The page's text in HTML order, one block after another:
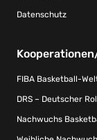
Datenschutz
FIBA Basketball-
DRS – Deutscher
Nachwuchs